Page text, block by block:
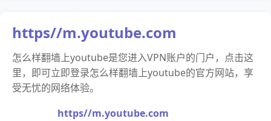
https//m.youtube.com
怎么样翻墙上youtube是您进入VPN账户的门户，点击这
里，即可立即登录怎么样翻墙上youtube的官方网站，享
受无忧的网络体验。
https//m.youtube.com